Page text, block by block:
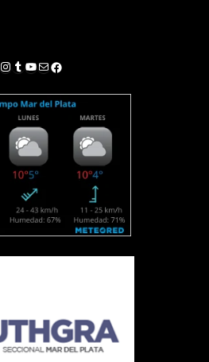
Instagram
Tumblr
YouTube
Correo electrónico
Facebook